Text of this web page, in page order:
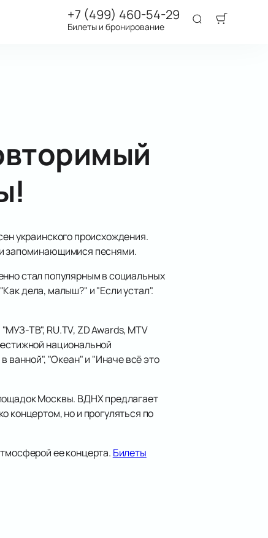
+7 (499) 460-54-29
Билеты и бронирование
украинского происхождения.
запоминающимися песнями.
стал популярным в социальных
дела, малыш?" и "Если устал".
ТВ", RU.TV, ZD Awards, MTV
национальной
ванной", "Океан" и "Иначе всё это
Москвы. ВДНХ предлагает
концертом, но и прогуляться по
ее концерта. Билеты